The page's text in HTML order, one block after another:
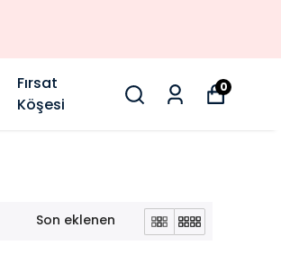
Fırsat
Köşesi
0
Son eklenen